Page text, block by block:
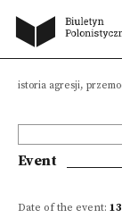
i historia agresji,
Event
Date of the event: